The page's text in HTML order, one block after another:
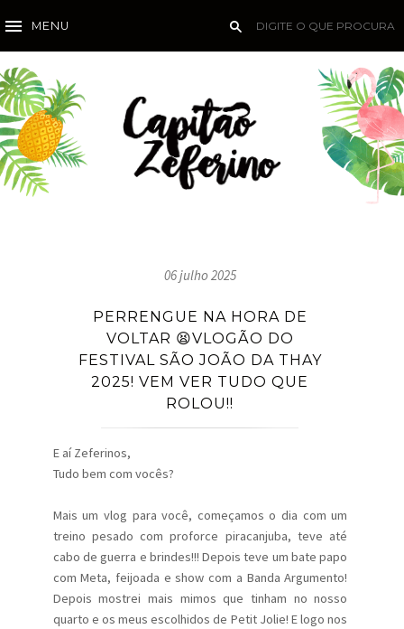
MENU
06 julho 2025
PERRENGUE NA HORA DE
VOLTAR 😫VLOGÃO DO
FESTIVAL SÃO JOÃO DA THAY
2025! VEM VER TUDO QUE
ROLOU!!
E aí Zeferinos,
Tudo bem com vocês?
Mais um vlog para você, começamos o dia com um
treino pesado com proforce piracanjuba, teve até
cabo de guerra e brindes!!! Depois teve um bate papo
com Meta, feijoada e show com a Banda Argumento!
Depois mostrei mais mimos que tinham no nosso
quarto e os meus escolhidos de Petit Jolie! E logo nos